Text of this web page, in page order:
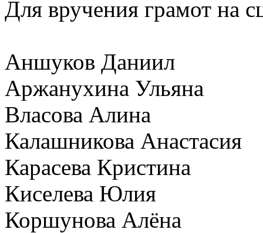
Для вручения грамот на
Аншуков Даниил
Аржанухина Ульяна
Власова Алина
Калашникова Анастасия
Карасева Кристина
Киселева Юлия
Коршунова Алёна